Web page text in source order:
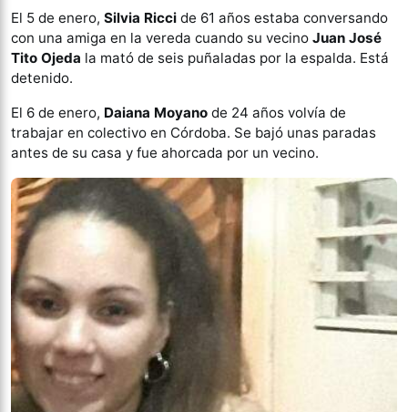
El 5 de enero, Silvia Ricci de 61 años estaba conversando
con una amiga en la vereda cuando su vecino Juan José
Tito Ojeda la mató de seis puñaladas por la espalda. Está
detenido.
El 6 de enero, Daiana Moyano de 24 años volvía de
trabajar en colectivo en Córdoba. Se bajó unas paradas
antes de su casa y fue ahorcada por un vecino.